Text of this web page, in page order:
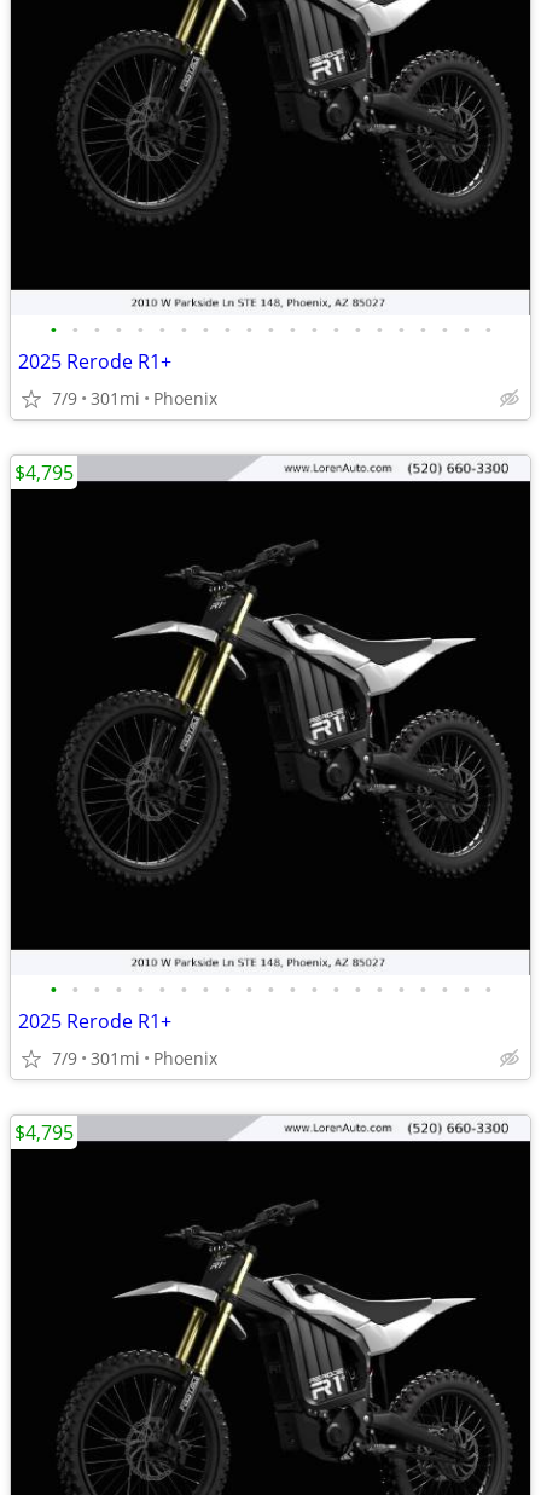
• • • • • • • • • • • • • • • • • • • • •
2025 Rerode R1+
7/9 301mi Phoenix
• • • • • • • • • • • • • • • • • • • • •
2025 Rerode R1+
7/9 301mi Phoenix
$4,795
$4,795